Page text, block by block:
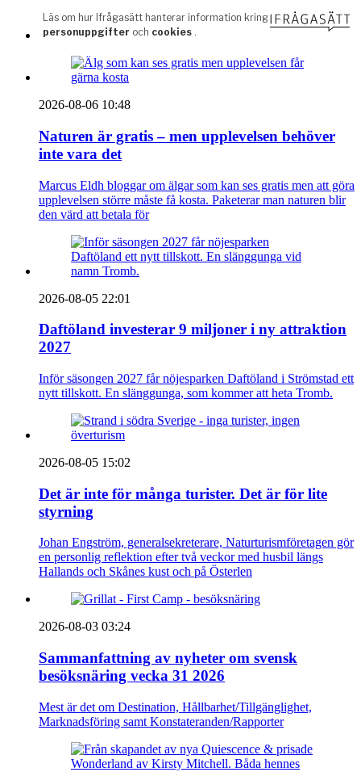
2026-08-06 10:48
Naturen är gratis – men upplevelsen behöver
inte vara det
Marcus Eldh bloggar om älgar som kan ses gratis men att göra
upplevelsen större måste få kosta. Paketerar man naturen blir
den värd att betala för
2026-08-05 22:01
Daftöland investerar 9 miljoner i ny attraktion
2027
Inför säsongen 2027 får nöjesparken Daftöland i Strömstad ett
nytt tillskott. En slänggunga, som kommer att heta Tromb.
2026-08-05 15:02
Det är inte för många turister. Det är för lite
styrning
Johan Engström, generalsekreterare, Naturturismföretagen gör
en personlig reflektion efter två veckor med husbil längs
Hallands och Skånes kust och på Österlen
2026-08-03 03:24
Sammanfattning av nyheter om svensk
besöksnäring vecka 31 2026
Mest är det om Destination, Hållbarhet/Tillgänglighet,
Marknadsföring samt Konstateranden/Rapporter